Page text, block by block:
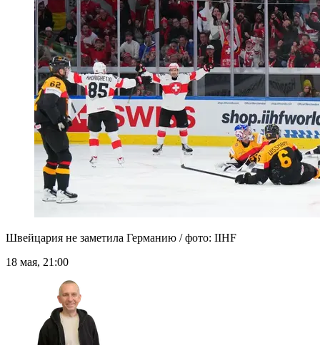
Швейцария не заметила Германию / фото: IIHF
18 мая, 21:00